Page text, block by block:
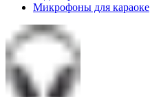
Микрофоны для караоке